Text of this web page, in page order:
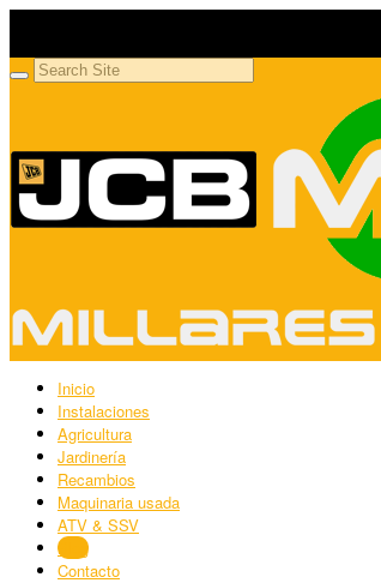
Inicio
Instalaciones
Agricultura
Jardinería
Recambios
Maquinaria usada
ATV & SSV
Blog
Contacto